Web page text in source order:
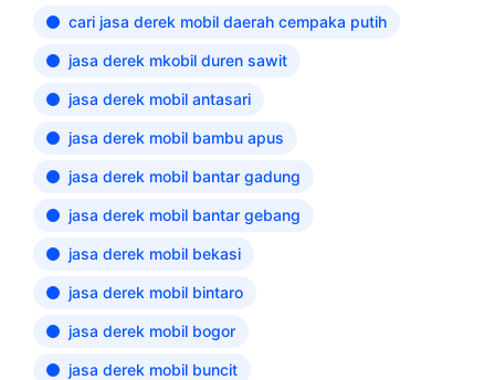
cari jasa derek mobil daerah cempaka putih
jasa derek mkobil duren sawit
jasa derek mobil antasari
jasa derek mobil bambu apus
jasa derek mobil bantar gadung
jasa derek mobil bantar gebang
jasa derek mobil bekasi
jasa derek mobil bintaro
jasa derek mobil bogor
jasa derek mobil buncit